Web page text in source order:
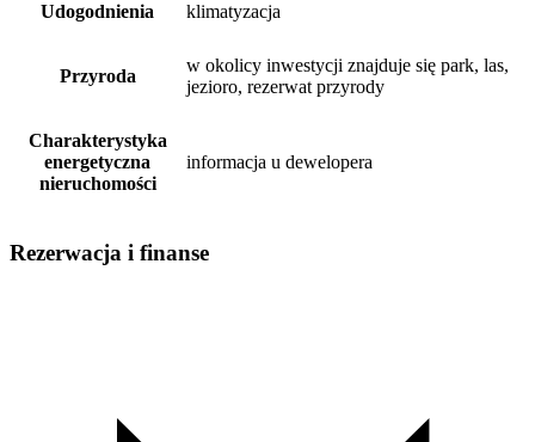
Udogodnienia klimatyzacja
Przyroda
w okolicy inwestycji znajduje się park, las,
jezioro, rezerwat przyrody
Charakterystyka
energetyczna
nieruchomości
informacja u dewelopera
Rezerwacja i finanse